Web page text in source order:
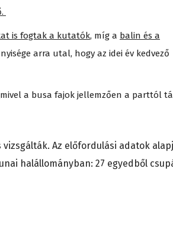
is fogtak a kutatók, míg a balin és a
arra utal, hogy az idei év kedvező
mivel a busa fajok jellemzően a parttól
Az előfordulási adatok
halállományban: 27 egyedből